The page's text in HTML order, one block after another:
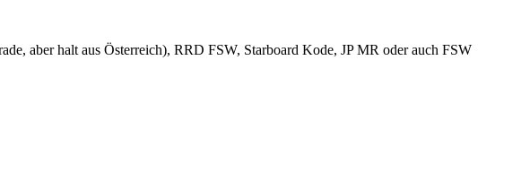
aber halt aus Österreich), RRD FSW, Starboard Kode, JP MR oder auch FSW